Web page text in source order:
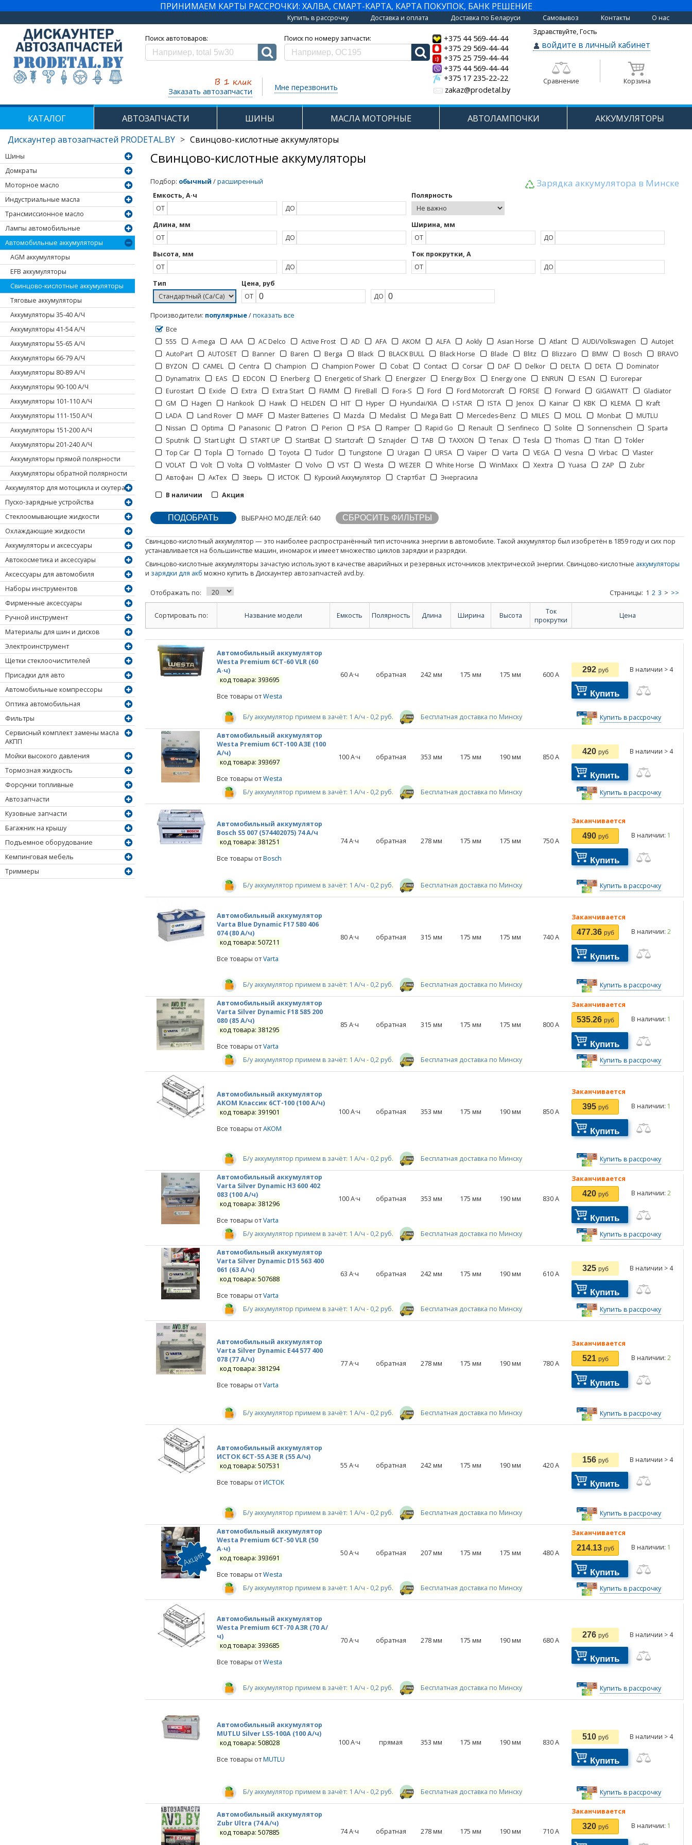
ПРИНИМАЕМ КАРТЫ РАССРОЧКИ: ХАЛВА, СМАРТ-КАРТА, КАРТА ПОКУПОК, БАНК РЕШЕНИЕ
Купить в рассрочку Доставка и оплата Доставка по Беларуси Самовывоз Контакты О нас
Поиск автотоваров: Поиск по номеру запчасти:
Заказать автозапчасти Мне перезвонить
+375 44 569-44-44
+375 29 569-44-44
+375 25 759-44-44
+375 44 569-44-44
+375 17 235-22-22
zakaz@prodetal.by
Здравствуйте, Гость
войдите в личный кабинет
Сравнение Корзина
КАТАЛОГ АВТОЗАПЧАСТИ ШИНЫ МАСЛА МОТОРНЫЕ АВТОЛАМПОЧКИ АККУМУЛЯТОРЫ
Дискаунтер автозапчастей PRODETAL.BY > Свинцово-кислотные аккумуляторы
Шины
Домкраты
Моторное масло
Индустриальные масла
Трансмиссионное масло
Лампы автомобильные
Автомобильные аккумуляторы
AGM аккумуляторы
EFB аккумуляторы
Свинцово-кислотные аккумуляторы
Тяговые аккумуляторы
Аккумуляторы 35-40 А/Ч
Аккумуляторы 41-54 А/Ч
Аккумуляторы 55-65 А/Ч
Аккумуляторы 66-79 А/Ч
Аккумуляторы 80-89 А/Ч
Аккумуляторы 90-100 А/Ч
Аккумуляторы 101-110 А/Ч
Аккумуляторы 111-150 А/Ч
Аккумуляторы 151-200 А/Ч
Аккумуляторы 201-240 А/Ч
Аккумуляторы прямой полярности
Аккумуляторы обратной полярности
Аккумулятор для мотоцикла и скутера
Пуско-зарядные устройства
Стеклоомывающие жидкости
Охлаждающие жидкости
Аккумуляторы и аксессуары
Автокосметика и аксессуары
Аксессуары для автомобиля
Наборы инструментов
Фирменные аксессуары
Ручной инструмент
Материалы для шин и дисков
Электроинструмент
Щетки стеклоочистителей
Присадки для авто
Автомобильные компрессоры
Оптика автомобильная
Фильтры
Сервисный комплект замены масла
АКПП
Мойки высокого давления
Тормозная жидкость
Форсунки топливные
Автозапчасти
Кузовные запчасти
Багажник на крышу
Подъемное оборудование
Кемпинговая мебель
Триммеры
Свинцово-кислотные аккумуляторы
Подбор: обычный /расширенный Зарядка аккумулятора в Минске
Емкость, А·ч
ОТ
ДО
Полярность
Длина, мм
ОТ
ДО
Ширина, мм
ОТ
ДО
Высота, мм
ОТ
ДО
Ток прокрутки, А
ОТ
ДО
Тип
Цена, руб
ОТ
ДО
Производители: популярные/показать все
Все
555
A-mega AAA AC Delco Active Frost AD AFA AKOM ALFA Aokly Asian Horse Atlant AUDI/Volkswagen
Autojet
AutoPart
AUTOSET Banner Baren Berga Black BLACK BULL Black Horse Blade Blitz Blizzaro BMW Bosch
BRAVO
BYZON
CAMEL Centra Champion Champion Power Cobat Contact Corsar DAF Delkor DELTA DETA
Dominator
Dynamatrix
EAS EDCON Enerberg Energetic of Shark Energizer Energy Box Energy one ENRUN ESAN
Eurorepar
Eurostart
Exide Extra Extra Start FIAMM FireBall Fora-S Ford Ford Motorcraft FORSE Forward GIGAWATT
Gladiator
GM
Hagen Hankook Hawk HELDEN HIT Hyper Hyundai/KIA I-STAR ISTA Jenox Kainar KBK KLEMA
Kraft
LADA
Land Rover MAFF Master Batteries Mazda Medalist Mega Batt Mercedes-Benz MILES MOLL Monbat
MUTLU
Nissan
Optima Panasonic Patron Perion PSA Ramper Rapid Go Renault Senfineco Solite Sonnenschein
Sparta
Sputnik
Start Light START UP StartBat Startcraft Sznajder TAB TAXXON Tenax Tesla Thomas Titan
Tokler
Top Car
Topla Tornado Toyota Tudor Tungstone Uragan URSA Vaiper Varta VEGA Vesna Virbac
Vlaster
VOLAT
Volt Volta VoltMaster Volvo VST Westa WEZER White Horse WinMaxx Xextra Yuasa ZAP
Zubr
Автофан
АкТех Зверь ИСТОК Курский Аккумулятор Стартбат
Энергасила
В наличии
Акция
ВЫБРАНО МОДЕЛЕЙ: 640
Свинцово-кислотный аккумулятор — это наиболее распространённый тип источника энергии в автомобиле. Такой аккумулятор был изобретён в 1859 году и сих пор
устанавливается на большинстве машин, иномарок и имеет множество циклов зарядки и разрядки.
Свинцово-кислотные аккумуляторы зачастую используют в качестве аварийных и резервных источников электрической энергии. Свинцово-кислотные аккумуляторы
и зарядки для акб можно купить в Дискаунтер автозапчастей avd.by.
Отображать по: Страницы: 1 2 3 > >>
Сортировать по: Название модели Емкость Полярность Длина Ширина Высота
Ток
прокрутки
Цена
Автомобильный аккумулятор
Westa Premium 6СТ-60 VLR (60
А·ч)
код товара: 393695
Все товары отWesta
60А·ч обратная 242 мм 175 мм 175 мм 600А
292 руб В наличии > 4
Купить
Б/у аккумулятор примем в зачёт: 1 А/ч - 0,2 руб. Бесплатная доставка по Минску Купить в рассрочку
Автомобильный аккумулятор
Westa Premium 6СТ-100 АЗE (100
А/ч)
код товара: 393697
Все товары отWesta
100А·ч обратная 353 мм 175 мм 190 мм 850А
420 руб В наличии > 4
Купить
Б/у аккумулятор примем в зачёт: 1 А/ч - 0,2 руб. Бесплатная доставка по Минску Купить в рассрочку
Автомобильный аккумулятор
Bosch S5 007 (574402075) 74 А/ч
код товара: 381251
Все товары отBosch
74А·ч обратная 278 мм 175 мм 175 мм 750А
Заканчивается
490 руб В наличии: 1
Купить
Б/у аккумулятор примем в зачёт: 1 А/ч - 0,2 руб. Бесплатная доставка по Минску Купить в рассрочку
Автомобильный аккумулятор
Varta Blue Dynamic F17 580 406
074 (80 А/ч)
код товара: 507211
Все товары отVarta
80А·ч обратная 315 мм 175 мм 175 мм 740А
Заканчивается
477.36 руб В наличии:2
Купить
Б/у аккумулятор примем в зачёт: 1 А/ч - 0,2 руб. Бесплатная доставка по Минску Купить в рассрочку
Автомобильный аккумулятор
Varta Silver Dynamic F18 585 200
080 (85 А/ч)
код товара: 381295
Все товары отVarta
85 А·ч обратная 315 мм 175 мм 175 мм 800А
Заканчивается
535.26 руб В наличии: 1
Купить
Б/у аккумулятор примем в зачёт: 1 А/ч - 0,2 руб. Бесплатная доставка по Минску Купить в рассрочку
Автомобильный аккумулятор
AKOM Классик 6СТ-100 (100 А/ч)
код товара: 391901
Все товары отAKOM
100А·ч обратная 353 мм 175 мм 190 мм 850А
Заканчивается
395 руб В наличии: 1
Купить
Б/у аккумулятор примем в зачёт: 1 А/ч - 0,2 руб. Бесплатная доставка по Минску Купить в рассрочку
Автомобильный аккумулятор
Varta Silver Dynamic H3 600 402
083 (100 А/ч)
код товара: 381296
Все товары отVarta
100А·ч обратная 353 мм 175 мм 190 мм 830А
Заканчивается
420 руб В наличии:2
Купить
Б/у аккумулятор примем в зачёт: 1 А/ч - 0,2 руб. Бесплатная доставка по Минску Купить в рассрочку
Автомобильный аккумулятор
Varta Silver Dynamic D15 563 400
061 (63 А/ч)
код товара: 507688
Все товары отVarta
63 А·ч обратная 242 мм 175 мм 190 мм 610А
325 руб В наличии > 4
Купить
Б/у аккумулятор примем в зачёт: 1 А/ч - 0,2 руб. Бесплатная доставка по Минску Купить в рассрочку
Автомобильный аккумулятор
Varta Silver Dynamic E44 577 400
078 (77 А/ч)
код товара: 381294
Все товары отVarta
77А·ч обратная 278 мм 175 мм 190 мм 780А
Заканчивается
521 руб В наличии:2
Купить
Б/у аккумулятор примем в зачёт: 1 А/ч - 0,2 руб. Бесплатная доставка по Минску Купить в рассрочку
Автомобильный аккумулятор
ИСТОК 6СТ-55 АЗE R (55 А/ч)
код товара: 507531
Все товары отИСТОК
55 А·ч обратная 242 мм 175 мм 190 мм 420А
156 руб В наличии > 4
Купить
Б/у аккумулятор примем в зачёт: 1 А/ч - 0,2 руб. Бесплатная доставка по Минску Купить в рассрочку
Автомобильный аккумулятор
Westa Premium 6СТ-50 VLR (50
А·ч)
код товара: 393691
Все товары отWesta
50А·ч обратная 207 мм 175 мм 175 мм 480А
Заканчивается
214.13 руб В наличии: 1
Купить
Б/у аккумулятор примем в зачёт: 1 А/ч - 0,2 руб. Бесплатная доставка по Минску Купить в рассрочку
Автомобильный аккумулятор
Westa Premium 6СТ-70 АЗR (70 А/
ч)
код товара: 393685
Все товары отWesta
70А·ч обратная 278 мм 175 мм 190 мм 680А
276 руб В наличии > 4
Купить
Б/у аккумулятор примем в зачёт: 1 А/ч - 0,2 руб. Бесплатная доставка по Минску Купить в рассрочку
Автомобильный аккумулятор
MUTLU Silver LS5-100A (100 А/ч)
код товара: 508028
Все товары отMUTLU
100А·ч прямая 353 мм 175 мм 190 мм 830А
510 руб В наличии > 4
Купить
Б/у аккумулятор примем в зачёт: 1 А/ч - 0,2 руб. Бесплатная доставка по Минску Купить в рассрочку
Автомобильный аккумулятор
Zubr Ultra (74 А/ч)
код товара: 507885
74А·ч обратная 278 мм 175 мм 190 мм 710А
Заканчивается
320 руб В наличии: 1